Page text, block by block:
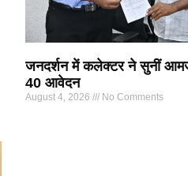
जनदर्शन में कलेक्टर ने सुनीं
40 आवेदन
August 4, 2026 No Comments